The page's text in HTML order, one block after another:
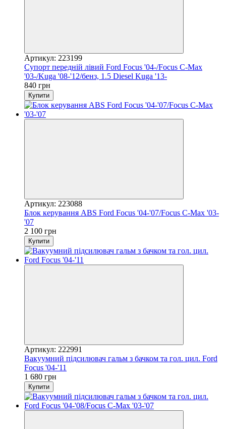
Артикул: 223199
Супорт передній лівий Ford Focus '04-/Focus C-Max
'03-/Kuga '08-'12/бенз, 1.5 Diesel Kuga '13-
840 грн
Купити
Артикул: 223088
Блок керування ABS Ford Focus '04-'07/Focus C-Max '03-
'07
2 100 грн
Купити
Артикул: 222991
Вакуумний підсилювач гальм з бачком та гол. цил. Ford
Focus '04-'11
1 680 грн
Купити